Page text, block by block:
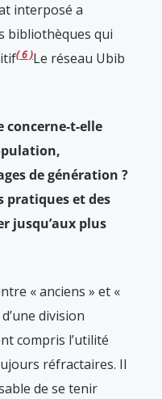
interposé a
bibliothèques qui
6 Le réseau Ubib
concerne-t-elle
de génération ?
pratiques et des
jusqu’aux plus
« anciens » et «
division
compris l’utilité
réfractaires. Il
de se tenir